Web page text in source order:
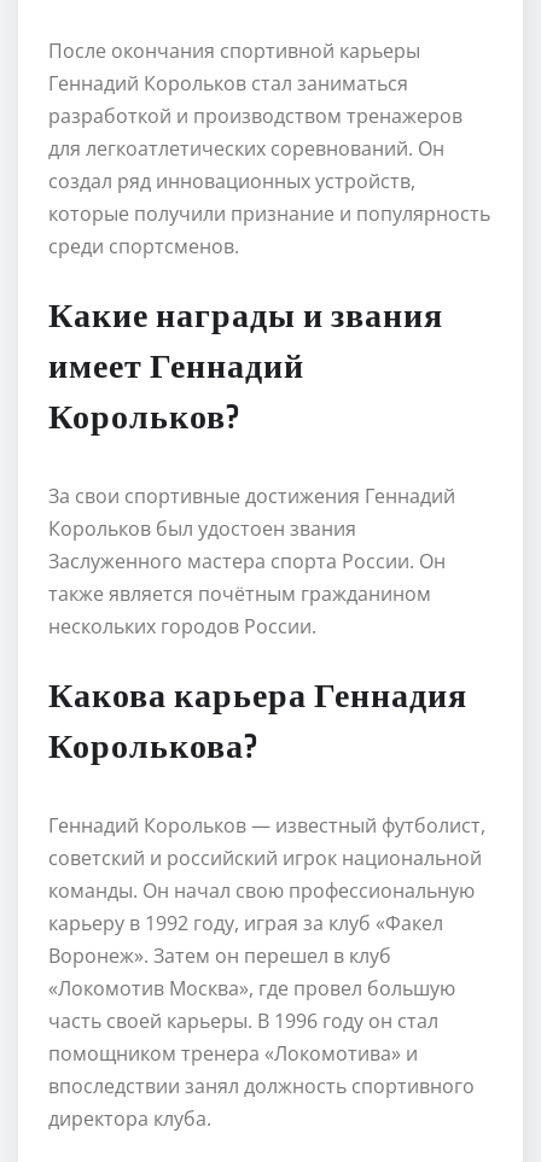
После окончания спортивной карьеры
Геннадий Корольков стал заниматься
разработкой и производством тренажеров
для легкоатлетических соревнований. Он
создал ряд инновационных устройств,
которые получили признание и популярность
среди спортсменов.
Какие награды и звания
имеет Геннадий
Корольков?
За свои спортивные достижения Геннадий
Корольков был удостоен звания
Заслуженного мастера спорта России. Он
также является почётным гражданином
нескольких городов России.
Какова карьера Геннадия
Королькова?
Геннадий Корольков — известный футболист,
советский и российский игрок национальной
команды. Он начал свою профессиональную
карьеру в 1992 году, играя за клуб «Факел
Воронеж». Затем он перешел в клуб
«Локомотив Москва», где провел большую
часть своей карьеры. В 1996 году он стал
помощником тренера «Локомотива» и
впоследствии занял должность спортивного
директора клуба.